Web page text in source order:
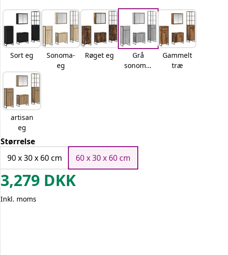
Sort eg
Sonoma-
eg
Røget eg
Grå
sonoma-
Gammelt
træ
artisan
eg
Størrelse
90 x 30 x 60 cm
60 x 30 x 60 cm
3,279 DKK
Inkl. moms